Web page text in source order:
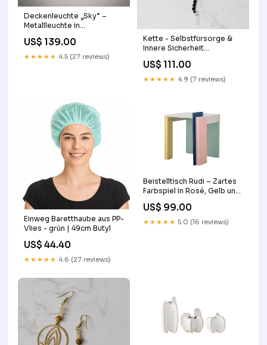
Deckenleuchte „Sky“ –
Metallleuchte in
Schwarznickel Stil:Schwarz
US$ 139.00
★★★★★ 4.5 (27 reviews)
Kette - Selbstfürsorge &
Innere Sicherheit
US$ 111.00
★★★★★ 4.9 (7 reviews)
Einweg Baretthaube aus PP-
Vlies - grün | 49cm Butyl
US$ 44.40
★★★★★ 4.6 (27 reviews)
Beistelltisch Rudi – Zartes
Farbspiel in Rosé, Gelb und
US$ 99.00
★★★★★ 5.0 (16 reviews)